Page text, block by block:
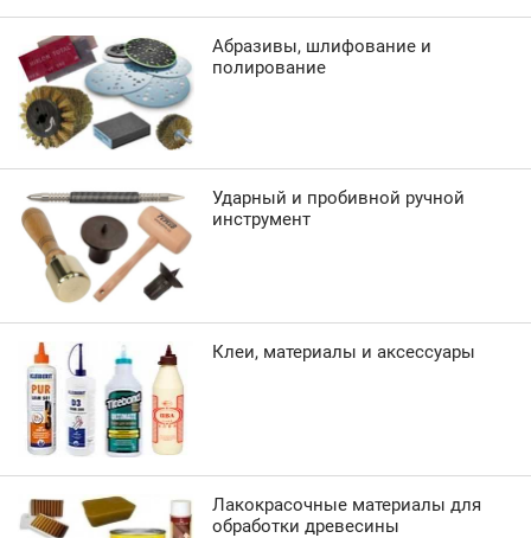
Абразивы, шлифование и
полирование
Ударный и пробивной ручной
инструмент
Клеи, материалы и аксессуары
Лакокрасочные материалы для
обработки древесины